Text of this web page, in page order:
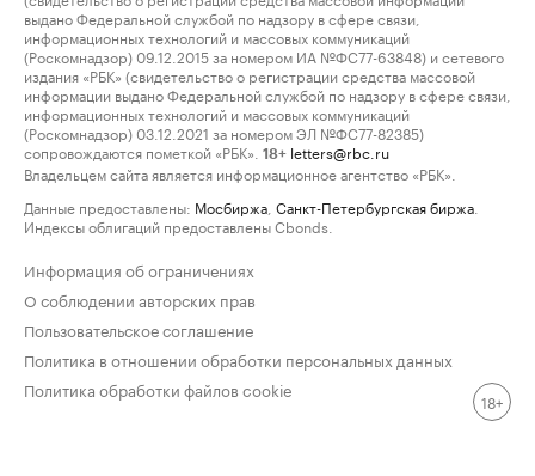
выдано Федеральной службой по надзору в сфере связи,
информационных технологий и массовых коммуникаций
(Роскомнадзор) 09.12.2015 за номером ИА №ФС77-63848) и сетевого
издания «РБК» (свидетельство о регистрации средства массовой
информации выдано Федеральной службой по надзору в сфере связи,
информационных технологий и массовых коммуникаций
(Роскомнадзор) 03.12.2021 за номером ЭЛ №ФС77-82385)
сопровождаются пометкой «РБК».
18+ letters@rbc.ru
Владельцем сайта является информационное агентство «РБК».
Данные предоставлены: Мосбиржа Санкт-Петербургская биржа
Индексы облигаций предоставлены Cbonds.
Информация об ограничениях
О соблюдении авторских прав
Пользовательское соглашение
Политика в отношении обработки персональных данных
Политика обработки файлов cookie
18+